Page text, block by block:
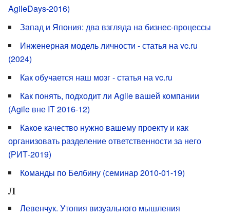
AgileDays-2016)
Запад и Япония: два взгляда на бизнес-процессы
Инженерная модель личности - статья на vc.ru
(2024)
Как обучается наш мозг - статья на vc.ru
Как понять, подходит ли Agile вашей компании
(Agile вне IT 2016-12)
Какое качество нужно вашему проекту и как
организовать разделение ответственности за него
(РИТ-2019)
Команды по Белбину (семинар 2010-01-19)
Л
Левенчук. Утопия визуального мышления